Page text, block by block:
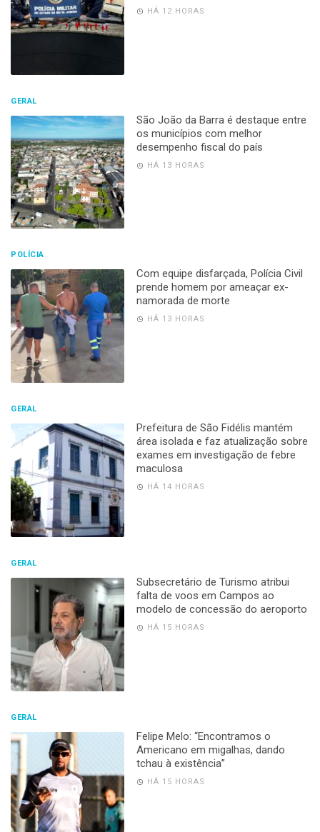
HÁ 12 HORAS
GERAL
São João da Barra é destaque entre
os municípios com melhor
desempenho fiscal do país
HÁ 13 HORAS
POLÍCIA
Com equipe disfarçada, Polícia Civil
prende homem por ameaçar ex-
namorada de morte
HÁ 13 HORAS
GERAL
Prefeitura de São Fidélis mantém
área isolada e faz atualização sobre
exames em investigação de febre
maculosa
HÁ 14 HORAS
GERAL
Subsecretário de Turismo atribui
falta de voos em Campos ao
modelo de concessão do aeroporto
HÁ 15 HORAS
GERAL
Felipe Melo: “Encontramos o
Americano em migalhas, dando
tchau à existência”
HÁ 15 HORAS